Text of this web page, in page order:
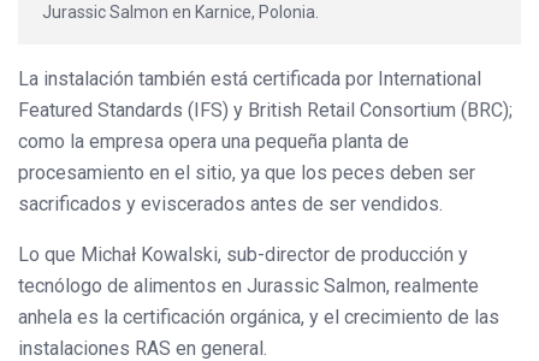
Jurassic Salmon en Karnice, Polonia.
La instalación también está certificada por International
Featured Standards (IFS) y British Retail Consortium (BRC);
como la empresa opera una pequeña planta de
procesamiento en el sitio, ya que los peces deben ser
sacrificados y eviscerados antes de ser vendidos.
Lo que Michał Kowalski, sub-director de producción y
tecnólogo de alimentos en Jurassic Salmon, realmente
anhela es la certificación orgánica, y el crecimiento de las
instalaciones RAS en general.